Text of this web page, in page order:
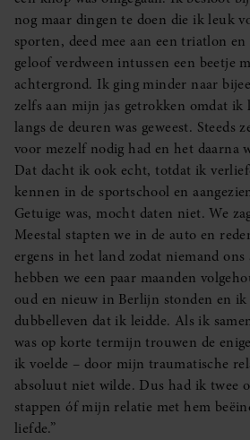
nog maar dingen te doen die ik leuk
sporten, deed mee aan een triatlon
geloof verdween intussen een beetje
achtergrond. Ik ging minder naar
zelfs aan mijn jas getrokken omdat
langs de deuren was geweest. Steeds
voor mezelf nodig had en het daarna
Dat dacht ik ook echt, totdat ik
kennen in de sportschool en
Getuige was, mocht daten niet. We
Meestal stapten we in de auto en
ergens in het land zodat niemand
hebben we een paar maanden
oud en nieuw in Berlijn stonden en
dubbelleven dat ik leidde. Als ik
was op korte termijn trouwen de
ik voelde – door mijn traumatische
absoluut niet wilde. Dus had ik twee
stappen óf mijn relatie met hem
liefde.”